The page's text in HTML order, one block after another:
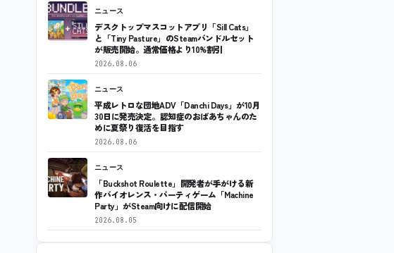
ニュース
デスクトップマスコットアプリ「Sill Cats」
と「Tiny Pasture」のSteamバンドルセット
が販売開始。通常価格より10%割引
2026.08.06
ニュース
平成レトロな団地ADV「Danchi Days」が10月
30日に発売決定。認知症のおばあちゃんのた
めに夏祭り復活を目指す
2026.08.06
ニュース
「Buckshot Roulette」開発者が手がける新
作バイオレンス・パーティゲーム「Machine
Party」がSteam向けに配信開始
2026.08.05